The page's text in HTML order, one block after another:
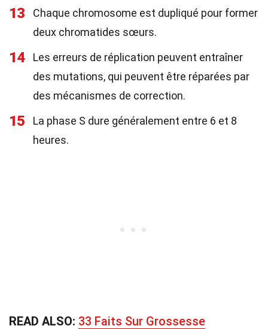
13
Chaque chromosome est dupliqué pour former
deux chromatides sœurs.
14
Les erreurs de réplication peuvent entraîner
des mutations, qui peuvent être réparées par
des mécanismes de correction.
15
La phase S dure généralement entre 6 et 8
heures.
READ ALSO: 33 Faits Sur Grossesse